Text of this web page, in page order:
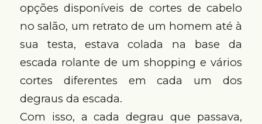
opções disponíveis de cortes de cabelo
no salão, um retrato de um homem até à
sua testa, estava colada na base da
escada rolante de um shopping e vários
cortes diferentes em cada um dos
degraus da escada.
Com isso, a cada degrau que passava,